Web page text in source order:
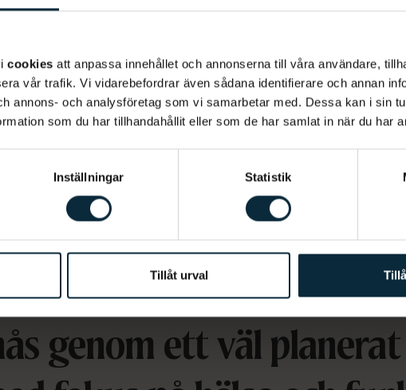
cookies att anpassa innehållet och annonserna till våra användare,
vår trafik. Vi vidarebefordrar även sådana identifierare och annan
annons- och analysföretag som vi samarbetar med. Dessa kan i sin
som du har tillhandahållit eller som de har samlat in när du har
Inställningar Statistik
Tillåt urval
Våra behandlingar
– ESTETISK TANDVÅRD –
SPECIALISTTANDVÅRD –
genom ett väl